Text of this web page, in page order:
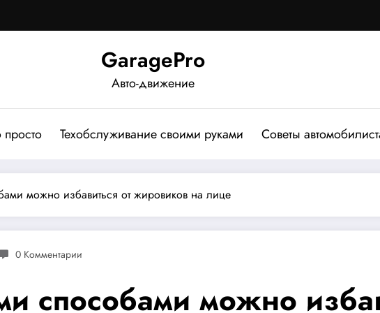
GaragePro
Авто-движение
Техобслуживание своими руками Советы
можно избавиться от жировиков на лице
0 Комментарии
способами можно